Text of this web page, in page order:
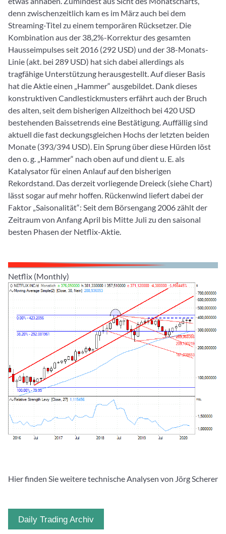
denn zwischenzeitlich kam es im März auch bei dem
Streaming-Titel zu einem temporären Rücksetzer. Die
Kombination aus der 38,2%-Korrektur des gesamten
Hausseimpulses seit 2016 (292 USD) und der 38-Monats-
Linie (akt. bei 289 USD) hat sich dabei allerdings als
tragfähige Unterstützung herausgestellt. Auf dieser Basis
hat die Aktie einen „Hammer“ ausgebildet. Dank dieses
konstruktiven Candlestickmusters erfährt auch der Bruch
des alten, seit dem bisherigen Allzeithoch bei 420 USD
bestehenden Baissetrends eine Bestätigung. Auffällig sind
aktuell die fast deckungsgleichen Hochs der letzten beiden
Monate (393/394 USD). Ein Sprung über diese Hürden löst
den o. g. „Hammer“ nach oben auf und dient u. E. als
Katalysator für einen Anlauf auf den bisherigen
Rekordstand. Das derzeit vorliegende Dreieck (siehe Chart)
lässt sogar auf mehr hoffen. Rückenwind liefert dabei der
Faktor „Saisonalität“: Seit dem Börsengang 2006 zählt der
Zeitraum von Anfang April bis Mitte Juli zu den saisonal
besten Phasen der Netflix-Aktie.
Netflix (Monthly)
Hier finden Sie weitere technische Analysen von Jörg Scherer
Daily Trading Archiv